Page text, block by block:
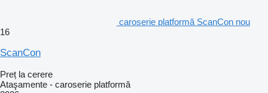
caroserie platformă ScanCon nou
16
ScanCon
Preț la cerere
Ataşamente - caroserie platformă